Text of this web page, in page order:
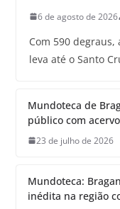
6 de agosto de 2026
Com 590
leva até o Santo
Mundoteca de
público com
23 de julho de 2026
Mundoteca:
inédita na região